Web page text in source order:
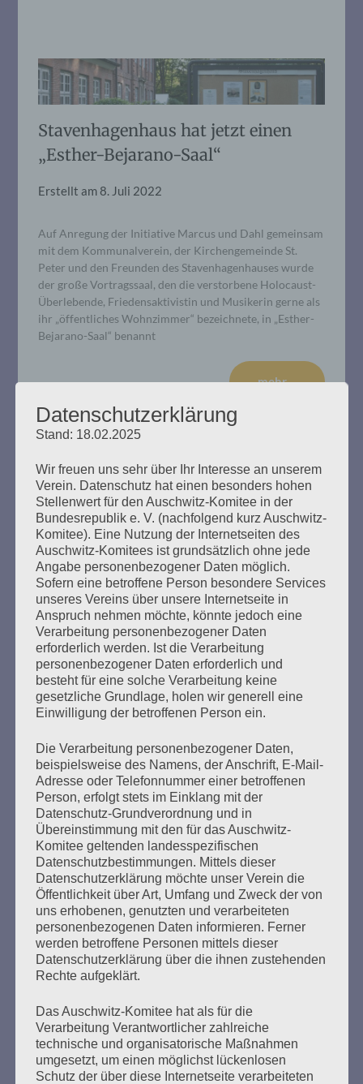
Stavenhagenhaus hat jetzt einen
„Esther-Bejarano-Saal“
Erstellt am8. Juli 2022
Auf Anregung der Initiative Marcus und Dahl gemeinsam
mit dem Kommunalverein, der Kirchengemeinde St.
Peter und den Freunden des Stavenhagenhauses wurde
der große Vortragssaal, den die verstorbene Holocaust-
Überlebende, Friedensaktivistin und Musikerin gerne als
ihr „öffentliches Wohnzimmer“ bezeichnete, in „Esther-
Bejarano-Saal“ benannt
mehr ...
Wir trauern um Petra Vollmer (1957-
2022)
Erstellt am1. Juli 2022
Petra Vollmer war eine überzeugte Antifaschistin und
engagierte Kämpferin gegen das Vergessen. Sie setzte
sich für die Rechte von NS-Opfern ein, besonders für die
„vergessenen Opfer“: Homosexuelle, Opfer der
Euthanasie und sogenannte „Asoziale“. Ihr Tod hinterlässt
eine große Lücke. Ihre Spuren werden bleiben.
mehr ...
Seitennummerierung
der
Beiträge
Zurück 10
Um den Antisemitismus zu stoppen, müssen wir
neue Wege gehen und immer und immer wieder
miteinander reden, über alles nachdenken und
richtig miteinander reden über das, was wir
erreichen wollen.
Peggy Parnass - 10. Januar 2021
Datenschutzerklärung
Stand: 18.02.2025
Wir freuen uns sehr über Ihr Interesse an unserem
Verein. Datenschutz hat einen besonders hohen
Stellenwert für den Auschwitz-Komitee in der
Bundesrepublik e. V. (nachfolgend kurz Auschwitz-
Komitee). Eine Nutzung der Internetseiten des
Auschwitz-Komitees ist grundsätzlich ohne jede
Angabe personenbezogener Daten möglich.
Sofern eine betroffene Person besondere Services
unseres Vereins über unsere Internetseite in
Anspruch nehmen möchte, könnte jedoch eine
Verarbeitung personenbezogener Daten
erforderlich werden. Ist die Verarbeitung
personenbezogener Daten erforderlich und
besteht für eine solche Verarbeitung keine
gesetzliche Grundlage, holen wir generell eine
Einwilligung der betroffenen Person ein.
Die Verarbeitung personenbezogener Daten,
beispielsweise des Namens, der Anschrift, E-Mail-
Adresse oder Telefonnummer einer betroffenen
Person, erfolgt stets im Einklang mit der
Datenschutz-Grundverordnung und in
Übereinstimmung mit den für das Auschwitz-
Komitee geltenden landesspezifischen
Datenschutzbestimmungen. Mittels dieser
Datenschutzerklärung möchte unser Verein die
Öffentlichkeit über Art, Umfang und Zweck der von
uns erhobenen, genutzten und verarbeiteten
personenbezogenen Daten informieren. Ferner
werden betroffene Personen mittels dieser
Datenschutzerklärung über die ihnen zustehenden
Rechte aufgeklärt.
Das Auschwitz-Komitee hat als für die
Verarbeitung Verantwortlicher zahlreiche
technische und organisatorische Maßnahmen
umgesetzt, um einen möglichst lückenlosen
Schutz der über diese Internetseite verarbeiteten